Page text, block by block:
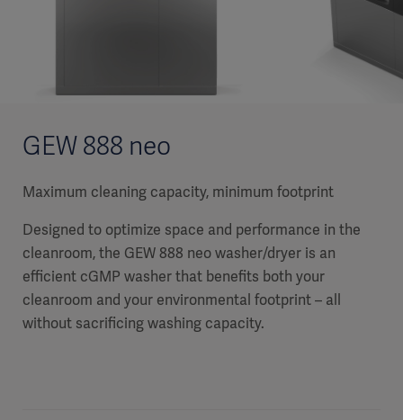
GEW 888 neo
Maximum cleaning capacity, minimum footprint
Designed to optimize space and performance in the
cleanroom, the GEW 888 neo washer/dryer is an
efficient cGMP washer that benefits both your
cleanroom and your environmental footprint – all
without sacrificing washing capacity.